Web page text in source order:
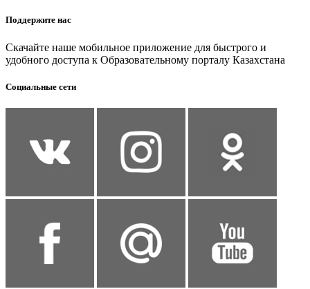
Поддержите нас
Скачайте наше мобильное приложение для быстрого и
удобного доступа к Образовательному порталу Казахстана
Социальные сети